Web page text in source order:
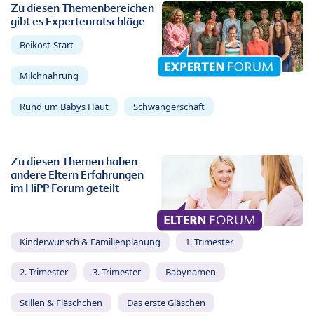
Zu diesen Themenbereichen
gibt es Expertenratschläge
Beikost-Start
Milchnahrung
Rund um Babys Haut Schwangerschaft
Zu diesen Themen haben
andere Eltern Erfahrungen
im HiPP Forum geteilt
Kinderwunsch & Familienplanung 1. Trimester
2. Trimester 3. Trimester Babynamen
Stillen & Fläschchen Das erste Gläschen